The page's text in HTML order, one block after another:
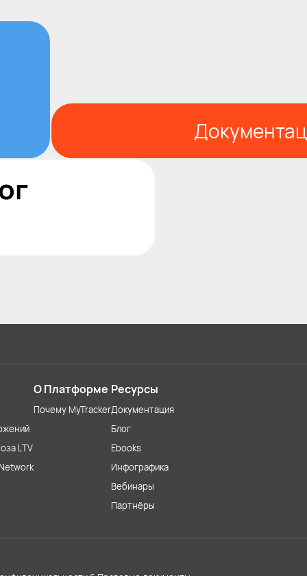
LTV
О Платформе
Почему MyTracker
Ресурсы
Документация
Блог
Ebooks
Инфографика
Вебинары
Партнёры